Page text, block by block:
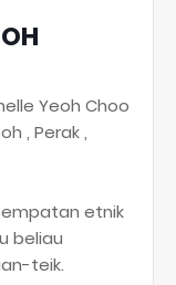
Yeoh Choo
, Perak ,
etnik
beliau
teik.